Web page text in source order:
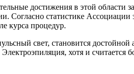
достижения в этой
Согласно статистике
курса процедур.
свет, становится достойной
хотя и